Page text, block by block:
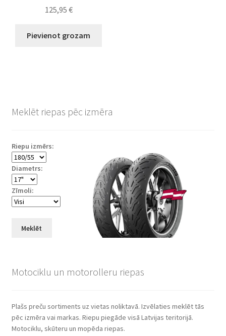
125,95 €
Pievienot grozam
Meklēt riepas pēc izmēra
Riepu izmērs:
Diametrs:
Zīmoli:
Meklēt
Motociklu un motorolleru riepas
Plašs preču sortiments uz vietas noliktavā. Izvēlaties meklēt tās
pēc izmēra vai markas. Riepu piegāde visā Latvijas teritorijā.
Motociklu, skūteru un mopēda riepas.